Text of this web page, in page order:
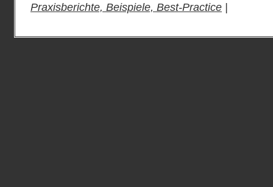
Praxisberichte, Beispiele, Best-Practice